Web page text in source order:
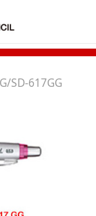
SD-617GG